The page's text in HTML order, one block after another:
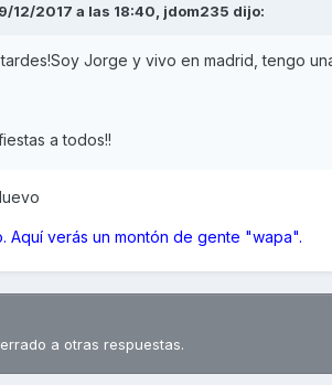
12/2017 a las 18:40, jdom235 dijo:
Jorge y vivo en madrid, tengo
a todos!!
Aquí verás un montón de gente "wapa".
a otras respuestas.